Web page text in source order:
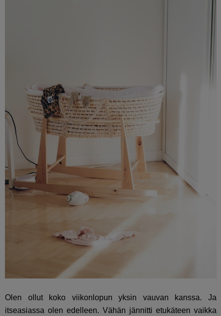
Olen ollut koko viikonlopun yksin vauvan kanssa. Ja
itseasiassa olen edelleen. Vähän jännitti etukäteen vaikka